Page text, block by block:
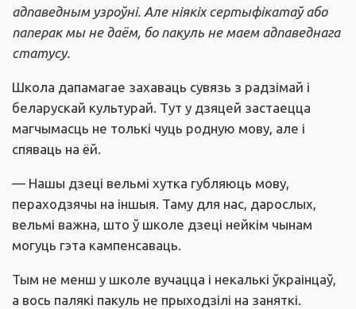
адпаведным узроўні. Але ніякіх сертыфікатаў або
паперак мы не даём, бо пакуль не маем адпаведнага
статусу.
Школа дапамагае захаваць сувязь з радзімай і
беларускай культурай. Тут у дзяцей застаецца
магчымасць не толькі чуць родную мову, але і
спяваць на ёй.
— Нашы дзеці вельмі хутка губляюць мову,
пераходзячы на іншыя. Таму для нас, дарослых,
вельмі важна, што ў школе дзеці нейкім чынам
могуць гэта кампенсаваць.
Тым не менш у школе вучацца і некалькі ўкраінцаў,
а вось палякі пакуль не прыходзілі на заняткі.